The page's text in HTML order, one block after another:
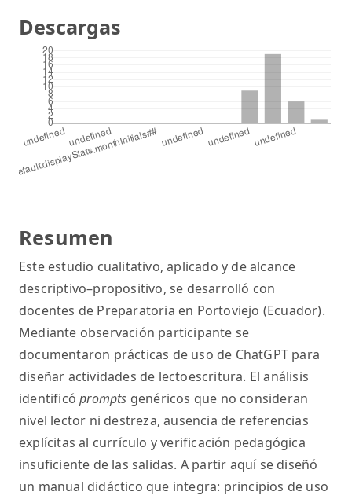
Resumen
Este estudio cualitativo, aplicado y de alcance
descriptivo–propositivo, se desarrolló con
docentes de Preparatoria en Portoviejo (Ecuador).
Mediante observación participante se
documentaron prácticas de uso de ChatGPT para
diseñar actividades de lectoescritura. El análisis
identificóprompts genéricos que no consideran
nivel lector ni destreza, ausencia de referencias
explícitas al currículo y verificación pedagógica
insuficiente de las salidas. A partir aquí se diseñó
un manual didáctico que integra: principios de uso
Descargas